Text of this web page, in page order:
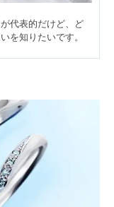
代表的だけど、ど
を知りたいです。